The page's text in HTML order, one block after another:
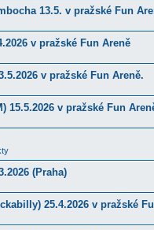
13.5. v pražské Fun
v pražské Fun Areně
v pražské Fun Areně.
15.5.2026 v pražské Fun
(Praha)
25.4.2026 v pražské